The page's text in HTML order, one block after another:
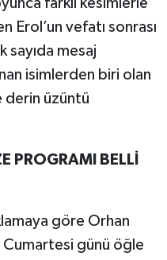
farklı kesimlerle
Erol’un vefatı sonrası
sayıda mesaj
isimlerden biri olan
derin üzüntü
PROGRAMI BELLİ
göre Orhan
Cumartesi günü öğle